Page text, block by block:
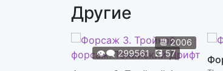
Другие
📆2006
👁️‍🗨️299561 💽57